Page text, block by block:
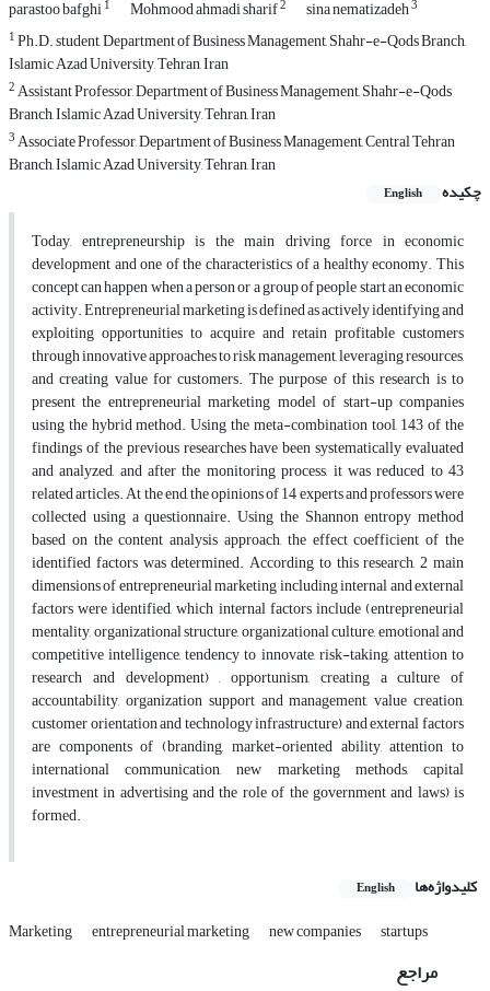
parastoo bafghi1 Mohmood ahmadi sharif2 sina nematizadeh3
1Ph.D. student, Department of Business Management, Shahr-e-Qods Branch,
Islamic Azad University, Tehran, Iran
2Assistant Professor, Department of Business Management, Shahr-e-Qods
Branch, Islamic Azad University, Tehran, Iran
3Associate Professor, Department of Business Management, Central Tehran
Branch, Islamic Azad University, Tehran, Iran
چکیده
English
Today, entrepreneurship is the main driving force in economic
development and one of the characteristics of a healthy economy. This
concept can happen when a person or a group of people start an economic
activity. Entrepreneurial marketing is defined as actively identifying and
exploiting opportunities to acquire and retain profitable customers
through innovative approaches to risk management, leveraging resources,
and creating value for customers. The purpose of this research is to
present the entrepreneurial marketing model of start-up companies
using the hybrid method. Using the meta-combination tool, 143 of the
findings of the previous researches have been systematically evaluated
and analyzed, and after the monitoring process, it was reduced to 43
related articles. At the end, the opinions of 14 experts and professors were
collected using a questionnaire. Using the Shannon entropy method
based on the content analysis approach, the effect coefficient of the
identified factors was determined. According to this research, 2 main
dimensions of entrepreneurial marketing including internal and external
factors were identified, which internal factors include (entrepreneurial
mentality, organizational structure, organizational culture, emotional and
competitive intelligence, tendency to innovate, risk-taking, attention to
research and development) , opportunism, creating a culture of
accountability, organization support and management, value creation,
customer orientation and technology infrastructure) and external factors
are components of (branding, market-oriented ability, attention to
international communication, new marketing methods, capital
investment in advertising and the role of the government and laws) is
formed.
کلیدواژه‌ها English
Marketing entrepreneurial marketing new companies startups
مراجع